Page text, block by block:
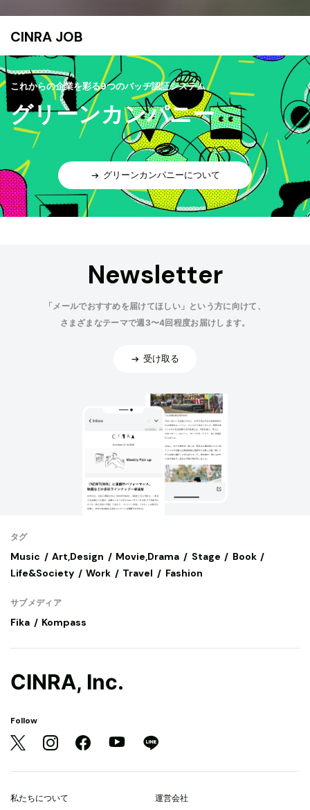
CINRA JOB
これからの企業を彩る9つのバッヂ認証システム
グリーンカンパニー
グリーンカンパニーについて
Newsletter
「メールでおすすめを届けてほしい」という方に向けて、
さまざまなテーマで週3〜4回程度お届けします。
受け取る
タグ
Music Art,Design Movie,Drama Stage
Book
Life&Society
Work Travel Fashion
サブメディア
Fika Kompass
CINRA, Inc.
Follow
私たちについて 運営会社